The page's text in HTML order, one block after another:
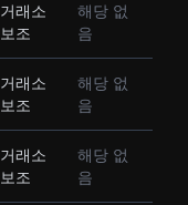
거래소
보조
해당 없
음
거래소
보조
해당 없
음
거래소
보조
해당 없
음